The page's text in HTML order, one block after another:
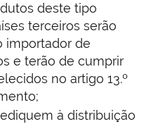
deste tipo
terceiros serão
importador de
e terão de cumprir
no artigo 13.º
à distribuição